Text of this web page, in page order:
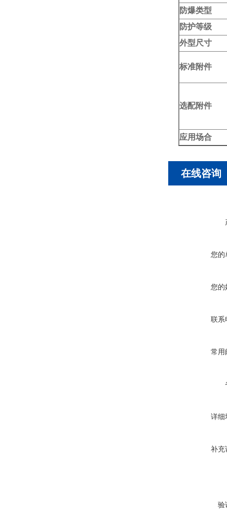
防爆类型
防护等级
外型尺寸
标准附件
选配附件
应用场合
在线咨询
您的
您的
联系
常用
详细
补充
验